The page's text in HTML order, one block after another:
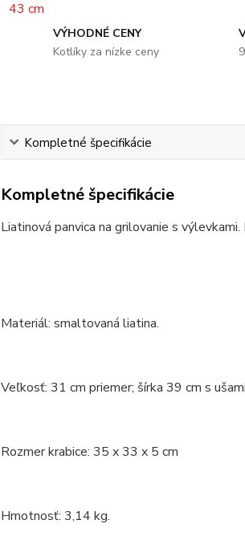
VÝHODNÉ CENY
Kotlíky za nízke ceny
Kompletné špecifikácie
Kompletné špecifikácie
Liatinová panvica na grilovanie s
Materiál: smaltovaná liatina.
Veľkosť: 31 cm priemer; šírka 39 cm s
Rozmer krabice: 35 x 33 x 5 cm
Hmotnosť: 3,14 kg.